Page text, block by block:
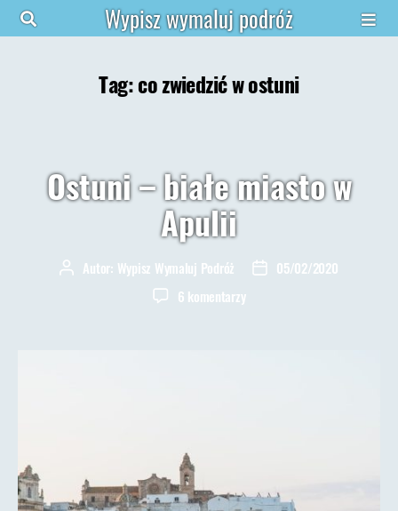
Wypisz wymaluj podróż
Tag:co zwiedzić w ostuni
Ostuni – białe miasto w
Apulii
AutorAutor: Wypisz Wymaluj Podróż
Data05/02/2020
6 komentarzydo